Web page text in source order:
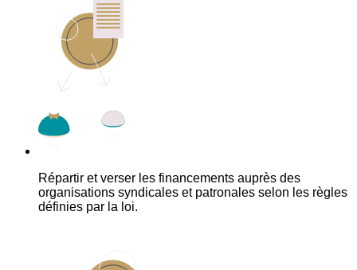
Répartir et verser les financements auprès des
organisations syndicales et patronales selon les règles
définies par la loi.